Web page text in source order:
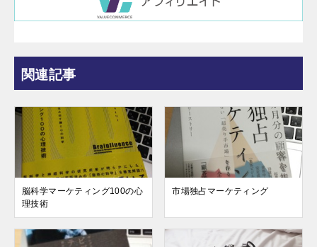
関連記事
脳科学マーケティング100の心
理技術
市場独占マーケティング